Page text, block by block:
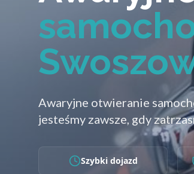
Awaryjne otwieranie
jesteśmy zawsze, gdy
Szybki dojazd